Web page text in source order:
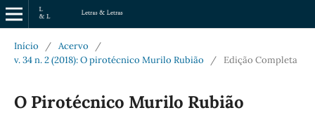
Início / Acervo
/
v. 34 n. 2 (2018): O pirotécnico Murilo Rubião
/ Edição Completa
O Pirotécnico Murilo Rubião